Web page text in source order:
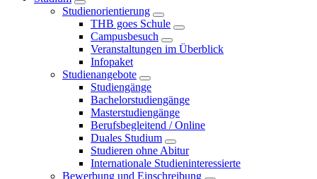
Studienorientierung
THB goes Schule
Campusbesuch
Veranstaltungen im Überblick
Infopaket
Studienangebote
Studiengänge
Bachelorstudiengänge
Masterstudiengänge
Berufsbegleitend / Online
Duales Studium
Studieren ohne Abitur
Internationale Studieninteressierte
Bewerbung und Einschreibung